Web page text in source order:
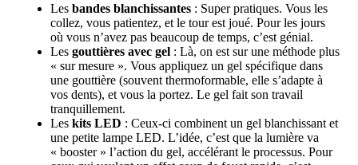
Les bandes blanchissantes : Super pratiques. Vous les
collez, vous patientez, et le tour est joué. Pour les jours
où vous n’avez pas beaucoup de temps, c’est génial.
Les gouttières avec gel : Là, on est sur une méthode plus
« sur mesure ». Vous appliquez un gel spécifique dans
une gouttière (souvent thermoformable, elle s’adapte à
vos dents), et vous la portez. Le gel fait son travail
tranquillement.
Les kits LED : Ceux-ci combinent un gel blanchissant et
une petite lampe LED. L’idée, c’est que la lumière va
« booster » l’action du gel, accélérant le processus. Pour